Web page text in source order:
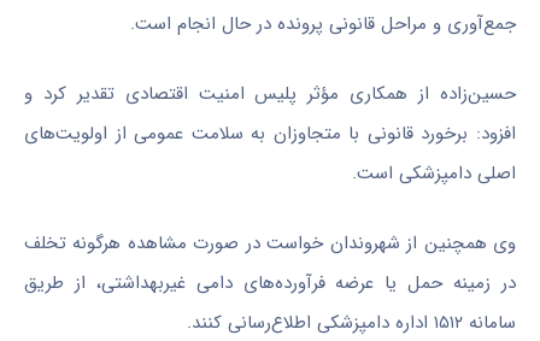
جمع‌آوری و مراحل قانونی پرونده در حال انجام است.
حسین‌زاده از همکاری مؤثر پلیس امنیت اقتصادی تقدیر کرد و
افزود: برخورد قانونی با متجاوزان به سلامت عمومیاز اولویت‌های
اصلی دامپزشکی است.
وی همچنین از شهروندان خواست در صورت مشاهده هرگونه تخلف
در زمینه حمل یا عرضه فرآورده‌های دامی غیربهداشتی، از طریق
سامانه ۱۵۱۲ اداره دامپزشکی اطلاع‌رسانی کنند.